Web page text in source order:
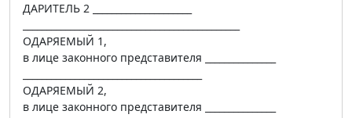
ДАРИТЕЛЬ 2 _____________________
ОДАРЯЕМЫЙ 1,
в лице законного представителя _______________
ОДАРЯЕМЫЙ 2,
в лице законного представителя _______________